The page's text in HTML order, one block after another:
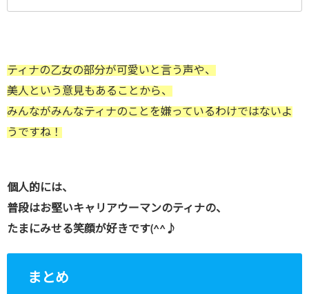
ティナの乙女の部分が可愛いと言う声や、
美人という意見もあることから、
みんながみんなティナのことを嫌っているわけではないよ
うですね！
個人的には、
普段はお堅いキャリアウーマンのティナの、
たまにみせる笑顔が好きです(^^♪
まとめ